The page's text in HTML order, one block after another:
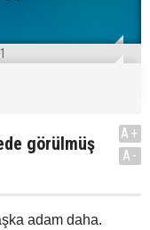
görülmüş
A+
A-
adam daha.